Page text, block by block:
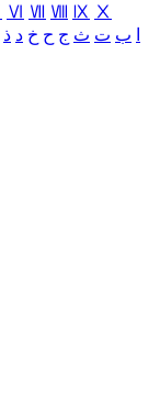
Ⅵ Ⅶ Ⅷ Ⅸ Ⅹ
ب ت ث ج ح خ د ذ